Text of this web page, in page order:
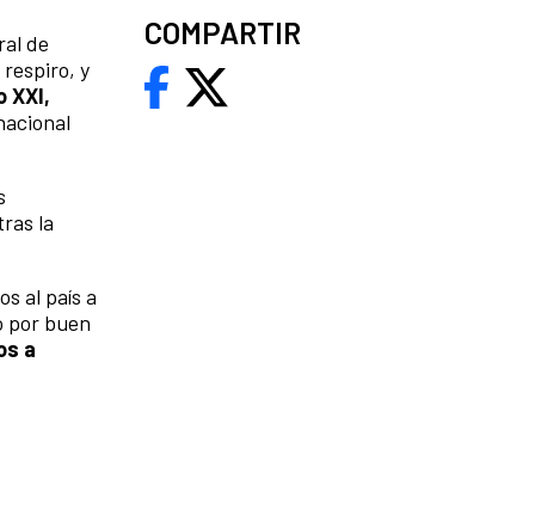
de
respiro, y
XXI,
la
al país a
por buen
a
COMPARTIR